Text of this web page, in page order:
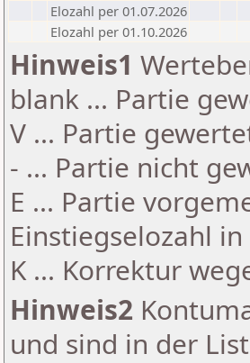
Elozahl per 01.07.2026
Elozahl per 01.10.2026
Hinweis1
blank ... Partie
V ... Partie
- ... Partie nicht
E ... Partie
Einstiegselozahl
K ... Korrektur
Hinweis2
und sind in der